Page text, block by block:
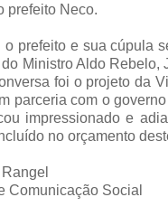
prefeito Neco.
o prefeito e sua cúpula
Ministro Aldo Rebelo,
foi o projeto da
parceria com o
impressionado e
no orçamento
Comunicação Social